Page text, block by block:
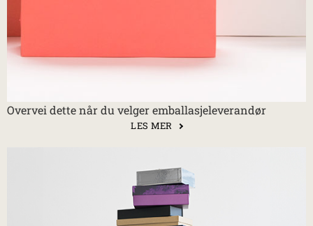
Overvei dette når du velger emballasjeleverandør
LES MER